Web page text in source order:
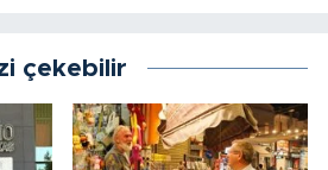
çekebilir